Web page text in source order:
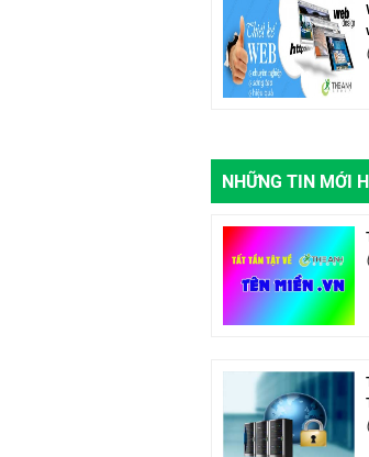
NHỮNG TIN MỚI